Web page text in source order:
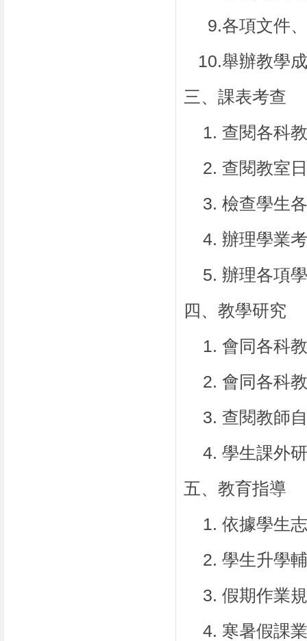
9.各項文件
10.舉辦教學
三、課表考查
1. 查閱各科
2. 查閱教室
3. 檢查學生
4. 辦理學業
5. 辦理各項
四、教學研究
1. 會同各科
2. 會同各科
3. 查閱教師
4. 學生課外
五、教育指導
1. 依據學生
2. 學生升學
3. 假期作業
4. 寒暑假課